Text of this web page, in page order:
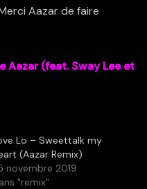
Aazar de faire
Aazar (feat. Sway Lee et
Lo – Sweettalk my
(Aazar Remix)
novembre 2019
"remix"